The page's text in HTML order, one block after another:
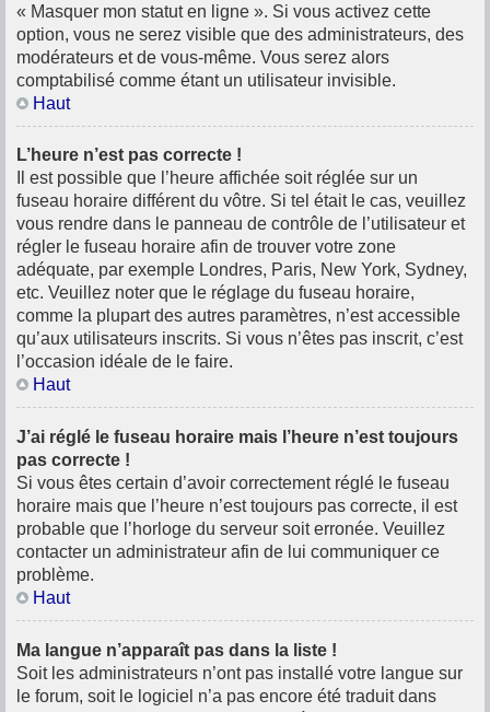
« Masquer mon statut en ligne ». Si vous activez cette
option, vous ne serez visible que des administrateurs, des
modérateurs et de vous-même. Vous serez alors
comptabilisé comme étant un utilisateur invisible.
Haut
L’heure n’est pas correcte !
Il est possible que l’heure affichée soit réglée sur un
fuseau horaire différent du vôtre. Si tel était le cas, veuillez
vous rendre dans le panneau de contrôle de l’utilisateur et
régler le fuseau horaire afin de trouver votre zone
adéquate, par exemple Londres, Paris, New York, Sydney,
etc. Veuillez noter que le réglage du fuseau horaire,
comme la plupart des autres paramètres, n’est accessible
qu’aux utilisateurs inscrits. Si vous n’êtes pas inscrit, c’est
l’occasion idéale de le faire.
Haut
J’ai réglé le fuseau horaire mais l’heure n’est toujours
pas correcte !
Si vous êtes certain d’avoir correctement réglé le fuseau
horaire mais que l’heure n’est toujours pas correcte, il est
probable que l’horloge du serveur soit erronée. Veuillez
contacter un administrateur afin de lui communiquer ce
problème.
Haut
Ma langue n’apparaît pas dans la liste !
Soit les administrateurs n’ont pas installé votre langue sur
le forum, soit le logiciel n’a pas encore été traduit dans